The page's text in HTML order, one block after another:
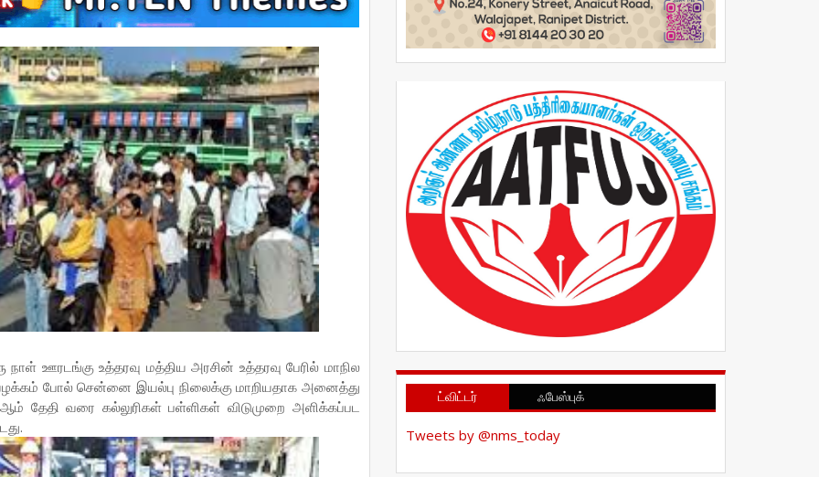
ஊரடங்கு உத்தரவு மத்திய அரசின் உத்தரவு பேரில் மாநில
போல் சென்னை இயல்பு நிலைக்கு மாறியதாக அனைத்து
தேதி வரை கல்லுரிகள் பள்ளிகள் விடுமுறை அளிக்கப்பட
ட்விட்டர் ஃபேஸ்புக்
Tweets by @nms_today